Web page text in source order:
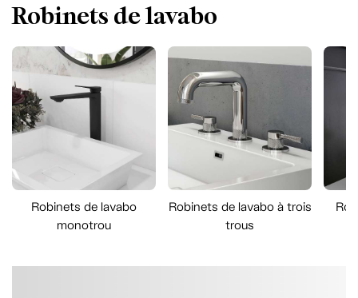
Robinets de lavabo
Robinets de lavabo
monotrou
Robinets de lavabo à trois
trous